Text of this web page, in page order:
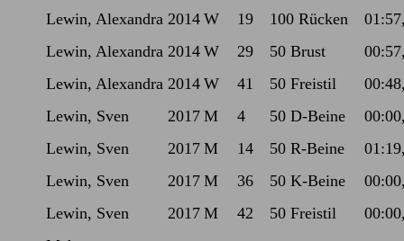
Lewin, Alexandra 2014 W 19 100 Rücken
Lewin, Alexandra 2014 W 29 50 Brust
Lewin, Alexandra 2014 W 41 50 Freistil
Lewin, Sven
2017 M 4 50 D-Beine
Lewin, Sven
2017 M 14 50 R-Beine
Lewin, Sven
2017 M 36 50 K-Beine
Lewin, Sven
2017 M 42 50 Freistil